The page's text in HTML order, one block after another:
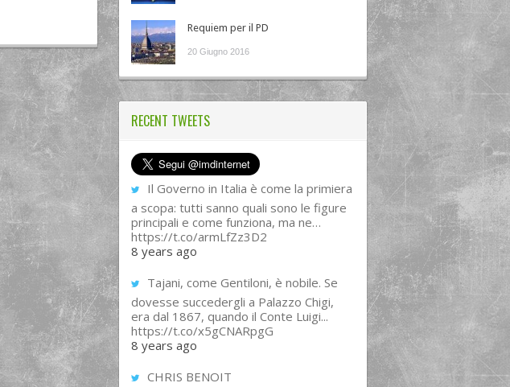
Requiem per il PD
20 Giugno 2016
RECENT TWEETS
Il Governo in Italia è come la primiera
a scopa: tutti sanno quali sono le figure
principali e come funziona, ma ne…
https://t.co/armLfZz3D2
8 years ago
Tajani, come Gentiloni, è nobile. Se
dovesse succedergli a Palazzo Chigi,
era dal 1867, quando il Conte Luigi...
https://t.co/x5gCNARpgG
8 years ago
CHRIS BENOIT